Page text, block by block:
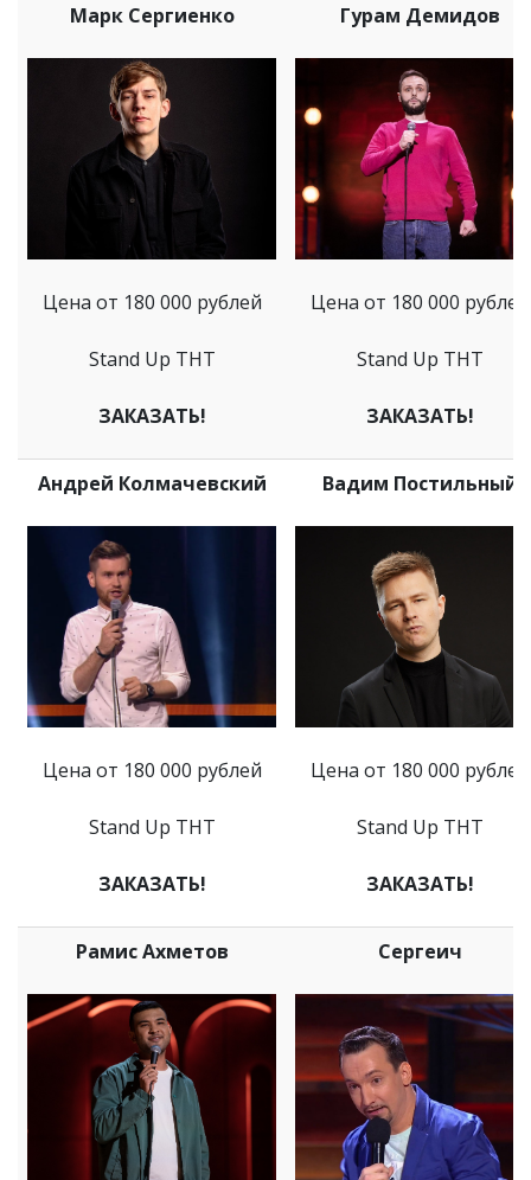
Марк Сергиенко
Цена от 180 000 рублей
Stand Up ТНТ
ЗАКАЗАТЬ!
Гурам Демидов
Цена от 180 000 рублей
Stand Up ТНТ
ЗАКАЗАТЬ!
Андрей Колмачевский
Цена от 180 000 рублей
Stand Up ТНТ
ЗАКАЗАТЬ!
Вадим Постильный
Цена от 180 000 рублей
Stand Up ТНТ
ЗАКАЗАТЬ!
Рамис Ахметов Сергеич